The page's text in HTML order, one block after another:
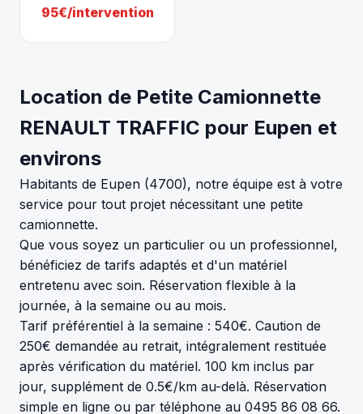
95€/intervention
Location de Petite Camionnette
RENAULT TRAFFIC pour Eupen et
environs
Habitants de Eupen (4700), notre équipe est à votre
service pour tout projet nécessitant une petite
camionnette.
Que vous soyez un particulier ou un professionnel,
bénéficiez de tarifs adaptés et d'un matériel
entretenu avec soin. Réservation flexible à la
journée, à la semaine ou au mois.
Tarif préférentiel à la semaine : 540€. Caution de
250€ demandée au retrait, intégralement restituée
après vérification du matériel. 100 km inclus par
jour, supplément de 0.5€/km au-delà. Réservation
simple en ligne ou par téléphone au 0495 86 08 66.